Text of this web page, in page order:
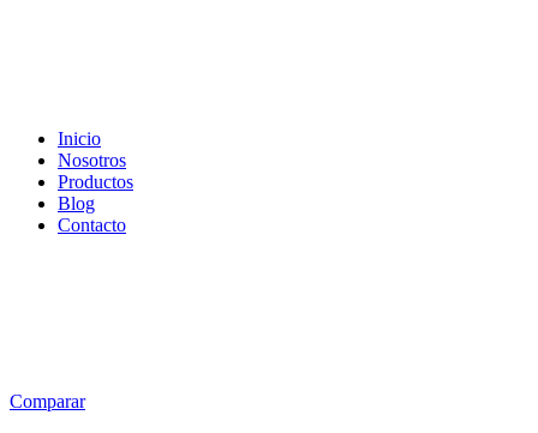
Inicio
Nosotros
Productos
Blog
Contacto
Comparar